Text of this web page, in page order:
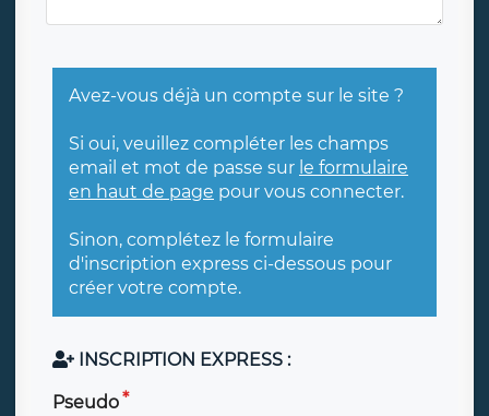
Avez-vous déjà un compte sur le site ?
Si oui, veuillez compléter les champs
email et mot de passe sur le formulaire
en haut de page pour vous connecter.
Sinon, complétez le formulaire
d'inscription express ci-dessous pour
créer votre compte.
INSCRIPTION EXPRESS :
Pseudo